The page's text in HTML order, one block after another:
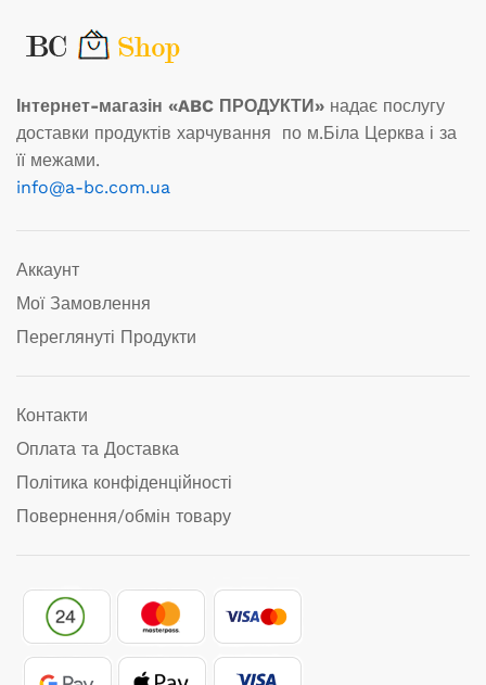
Інтернет-магазін «ABC ПРОДУКТИ» надає послугу
доставки продуктів харчування по м.Біла Церква і за
її межами.
info@a-bc.com.ua
Аккаунт
Мої Замовлення
Переглянуті Продукти
Контакти
Оплата та Доставка
Політика конфіденційності
Повернення/обмін товару